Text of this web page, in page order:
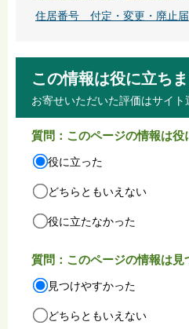
住居番号 付定・変更・廃止届
この情報は役に立ち
お寄せいただいた評価はサイト
質問：このページの情報は役
役に立った
どちらともいえない
役に立たなかった
質問：このページの情報は見
見つけやすかった
どちらともいえない